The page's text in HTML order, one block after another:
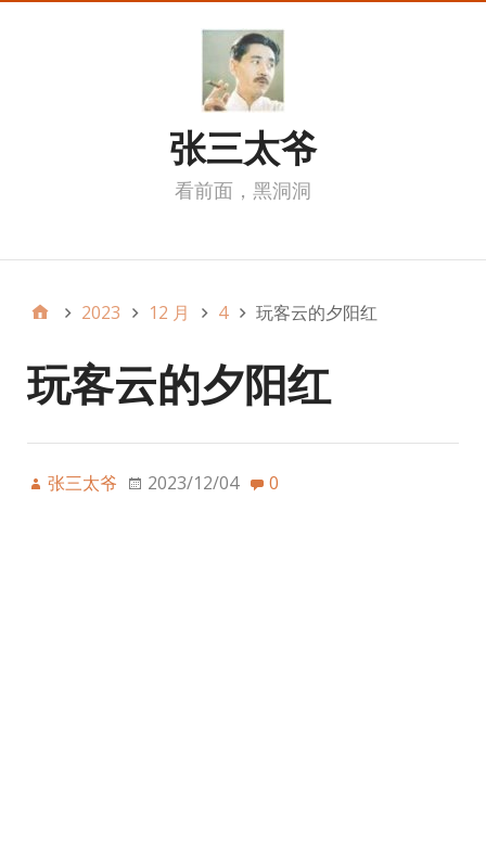
张三太爷
看前面，黑洞洞
2023 12 月 4 玩客云的夕阳红
玩客云的夕阳红
张三太爷 2023/12/04 0